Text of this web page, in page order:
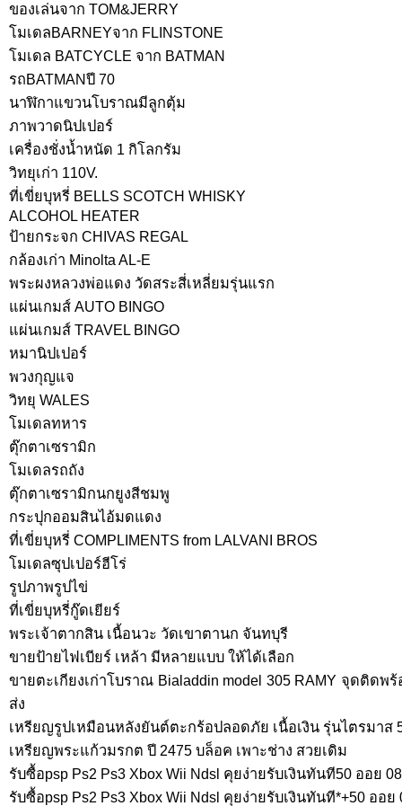
ของเล่นจาก TOM&JERRY
โมเดลBARNEYจาก FLINSTONE
โมเดล BATCYCLE จาก BATMAN
รถBATMANปี 70
นาฬิกาแขวนโบราณมีลูกตุ้ม
ภาพวาดนิปเปอร์
เครื่องชั่งน้ำหนัด 1 กิโลกรัม
วิทยุเก่า 110V.
ที่เขี่ยบุหรี่ BELLS SCOTCH WHISKY
ALCOHOL HEATER
ป้ายกระจก CHIVAS REGAL
กล้องเก่า Minolta AL-E
พระผงหลวงพ่อแดง วัดสระสี่เหลี่ยมรุ่นแรก
แผ่นเกมส์ AUTO BINGO
แผ่นเกมส์ TRAVEL BINGO
หมานิปเปอร์
พวงกุญแจ
วิทยุ WALES
โมเดลทหาร
ตุ๊กตาเซรามิก
โมเดลรถถัง
ตุ๊กตาเซรามิกนกยูงสีชมพู
กระปุกออมสินไอ้มดแดง
ที่เขี่ยบุหรี่ COMPLIMENTS from LALVANI BROS
โมเดลซุปเปอร์ฮีโร่
รูปภาพรูปไข่
ที่เขี่ยบุหรี่กู๊ดเยียร์
พระเจ้าตากสิน เนื้อนวะ วัดเขาตานก จันทบุรี
ขายป้ายไฟเบียร์ เหล้า มีหลายแบบ ให้ได้เลือก
ขายตะเกียงเก่าโบราณ Bialaddin model 305 RAMY จุดติดพ
ส่ง
เหรียญรูปเหมือนหลังยันต์ตะกร้อปลอดภัย เนื้อเงิน รุ่นไตรมาส
เหรียญพระแก้วมรกต ปี 2475 บล็อค เพาะช่าง สวยเดิม
รับซื้อpsp Ps2 Ps3 Xbox Wii Ndsl คุยง่ายรับเงินทันที50 ออย
รับซื้อpsp Ps2 Ps3 Xbox Wii Ndsl คุยง่ายรับเงินทันที*+50 ออย